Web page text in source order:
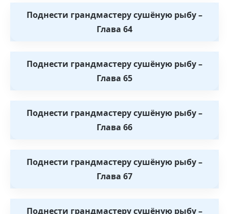
Поднести грандмастеру сушёную рыбу –
Глава 64
Поднести грандмастеру сушёную рыбу –
Глава 65
Поднести грандмастеру сушёную рыбу –
Глава 66
Поднести грандмастеру сушёную рыбу –
Глава 67
Поднести грандмастеру сушёную рыбу –